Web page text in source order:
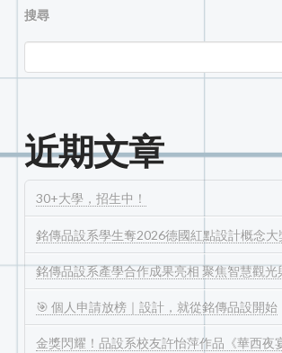
搜尋
近期文章
30+大學，招生中！
銘傳品設系學生奪2026德國紅點設計概念大
銘傳品設系產學合作成果亮相 聚焦智慧觀光
🎯 個人申請放榜｜設計，就從銘傳品設開始
金獎閃耀！品設系校友許怡萍作品《華西夜